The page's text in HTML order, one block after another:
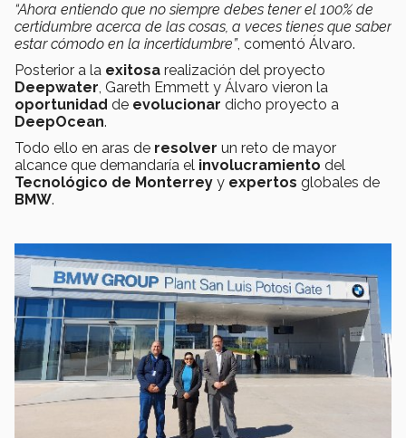
“Ahora entiendo que no siempre debes tener el 100% de
certidumbre acerca de las cosas, a veces tienes que saber
estar cómodo en la incertidumbre”, comentó Álvaro.
Posterior a la exitosa realización del proyecto
Deepwater, Gareth Emmett y Álvaro vieron la
oportunidad de evolucionar dicho proyecto a
DeepOcean.
Todo ello en aras de resolver un reto de mayor
alcance que demandaría el involucramiento del
Tecnológico de Monterrey y expertos globales de
BMW.